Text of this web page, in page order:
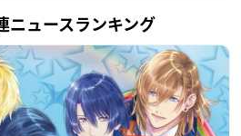
ニュースランキング